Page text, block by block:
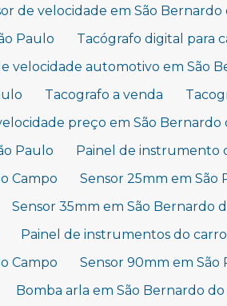
de velocidade em São Bernardo
Paulo
Tacógrafo digital para
velocidade automotivo em São
Tacografo a venda
preço em São Bernardo
Paulo
Painel de instrumento
Campo
Sensor 25mm em São
Sensor 35mm em São Bernardo
Painel de instrumentos do carro
Campo
Sensor 90mm em São
Bomba arla em São Bernardo do